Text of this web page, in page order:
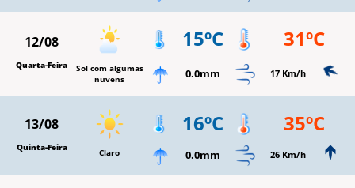
12/08
Quarta-Feira
Sol com algumas
nuvens
15ºC 31ºC
0.0mm 17 Km/h
13/08
Quinta-Feira Claro
16ºC 35ºC
0.0mm 26 Km/h